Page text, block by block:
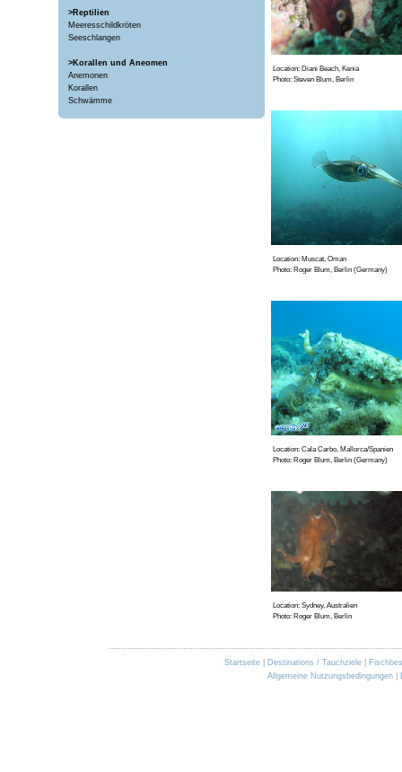
>Reptilien
Meeresschildkröten
Seeschlangen
>Korallen und Aneomen
Anemonen
Korallen
Schwämme
Location: Diani Beach, Kenia
Photo: Steven Blum, Berlin
Location: Muscat, Oman
Photo: Roger Blum, Berlin (Germany)
Location: Cala Carbo, Mallorca/Spanien
Photo: Roger Blum, Berlin (Germany)
Location: Sydney, Australien
Photo: Roger Blum, Berlin
Startseite| Destinations / Tauchziele|
Allgemeine Nutzungsbedingungen|